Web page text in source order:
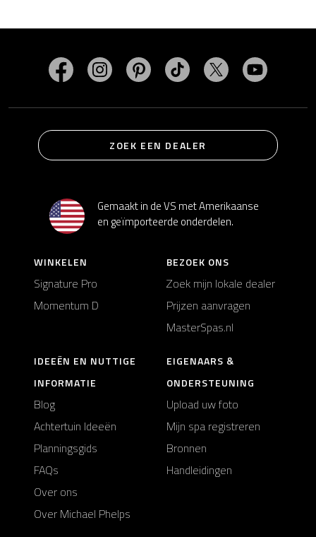
Bezoek MasterSpas op Facebook
Bezoek MasterSpas op Instagram
Bezoek MasterSpas op Pinterest
Bezoek MasterSpas op
BezoekBezoek
Gemaakt in de VS met Amerikaanse
en geïmporteerde onderdelen.
ZOEK EEN DEALER
WINKELEN
Signature Pro
Momentum D
BEZOEK ONS
Zoek mijn lokale dealer
Prijzen aanvragen
MasterSpas.nl
IDEEËN EN NUTTIGE
INFORMATIE
Blog
Achtertuin Ideeën
Planningsgids
FAQs
Over ons
Over Michael Phelps
EIGENAARS &
ONDERSTEUNING
Upload uw foto
Mijn spa registreren
Bronnen
Handleidingen